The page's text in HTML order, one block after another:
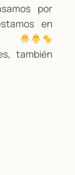
por
en
también